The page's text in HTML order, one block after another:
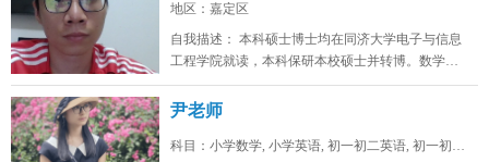
地区：嘉定区
自我描述： 本科硕士博士均在同济大学电子与信息
工程学院就读，本科保研本校硕士并转博。数学高
考142，物理高考91，化学...
尹老师
科目：小学数学, 小学英语, 初一初二英语, 初一初二...